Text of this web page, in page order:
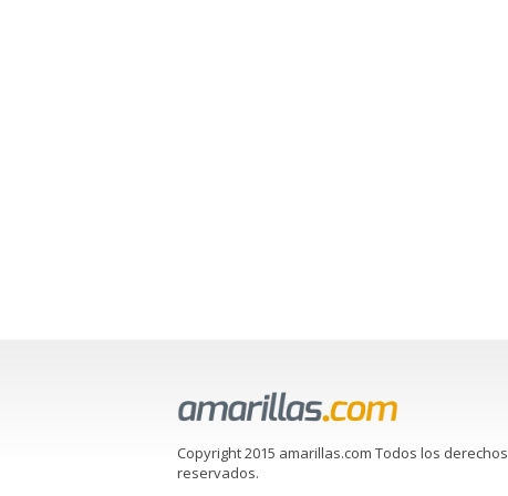
Copyright 2015 amarillas.com Todos los derechos
reservados.